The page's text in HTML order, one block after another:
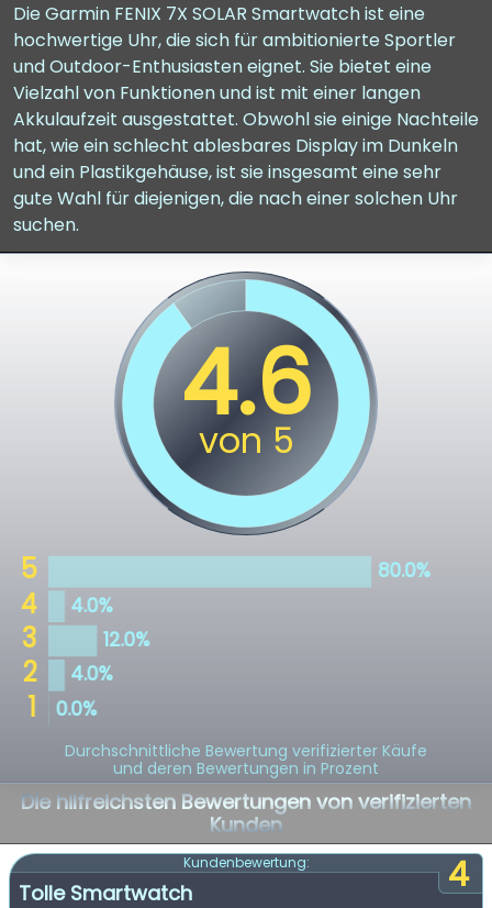
Die Garmin FENIX 7X SOLAR Smartwatch ist eine
hochwertige Uhr, die sich für ambitionierte Sportler
und Outdoor-Enthusiasten eignet. Sie bietet eine
Vielzahl von Funktionen und ist mit einer langen
Akkulaufzeit ausgestattet. Obwohl sie einige Nachteile
hat, wie ein schlecht ablesbares Display im Dunkeln
und ein Plastikgehäuse, ist sie insgesamt eine sehr
gute Wahl für diejenigen, die nach einer solchen Uhr
suchen.
Durchschnittliche Bewertung verifizierter Käufe
und deren Bewertungen in Prozent
Die hilfreichsten Bewertungen von verifizierten
Kunden
4
Kundenbewertung:
Tolle Smartwatch